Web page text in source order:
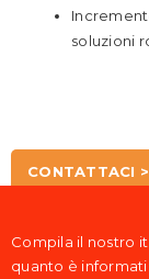
soluzioni
CONTATTACI >
Compila il nostro
quanto è